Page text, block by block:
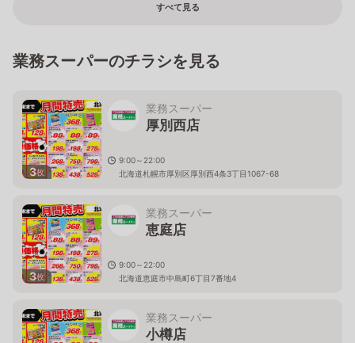
すべて見る
業務スーパーのチラシを見る
3枚
業務スーパー
厚別西店
9:00～22:00
北海道札幌市厚別区厚別西4条3丁目1067-68
3枚
業務スーパー
恵庭店
9:00～22:00
北海道恵庭市中島町6丁目7番地4
業務スーパー
小樽店